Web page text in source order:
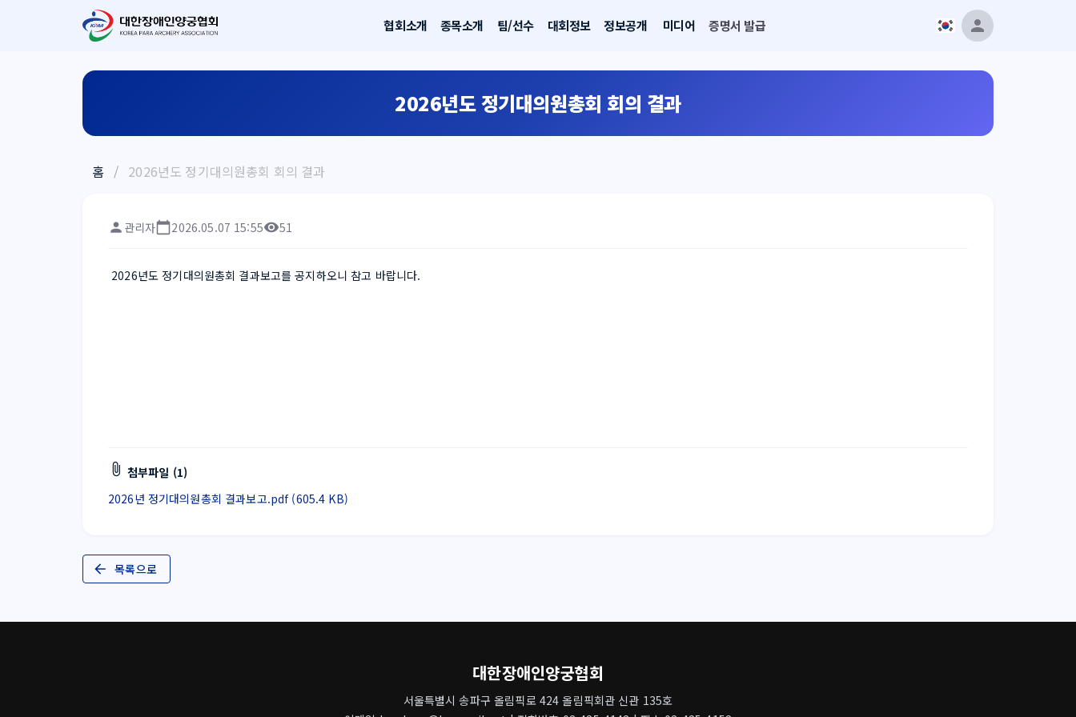
협회소개 종목소개 팀/선수 대회정보 정보공개 미디어 증명서 발급
2026년도 정기대의원총회 회의 결과
홈 / 2026년도 정기대의원총회 회의 결과
관리자 2026.05.07 15:55 51
2026년도 정기대의원총회 결과보고를 공지하오니 참고 바랍니다.
첨부파일 (1)
2026년 정기대의원총회 결과보고.pdf (605.4 KB)
목록으로
대한장애인양궁협회
서울특별시 송파구 올림픽로 424 올림픽회관 신관 135호